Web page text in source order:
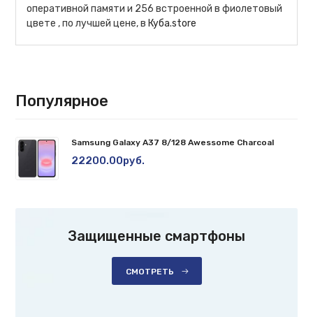
оперативной памяти и 256 встроенной в фиолетовый
цвете , по лучшей цене, в Куба.store
Популярное
Samsung Galaxy A37 8/128 Awessome Charcoal
22200.00руб.
Защищенные смартфоны
СМОТРЕТЬ